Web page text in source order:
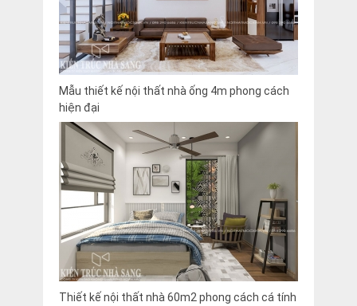
Mẫu thiết kế nội thất nhà ống 4m phong cách
hiện đại
Thiết kế nội thất nhà 60m2 phong cách cá tính